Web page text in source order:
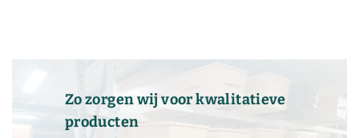
Zo zorgen wij voor kwalitatieve
producten